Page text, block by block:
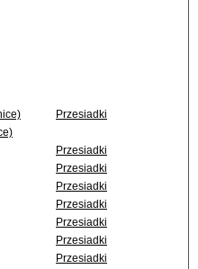
Przesiadki
Przesiadki
Przesiadki
Przesiadki
Przesiadki
Przesiadki
Przesiadki
Przesiadki